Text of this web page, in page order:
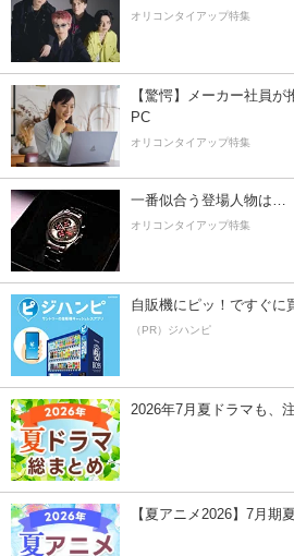
オリコンタイアップ特集
【驚愕】メーカー社員
PC
オリコンタイアップ特集
一番似合う登場人物は…
オリコンタイアップ特集
自販機にピッ！ですぐに
（PR）ジハンピ
2026年7月夏ドラマも、
【夏アニメ2026】7月期